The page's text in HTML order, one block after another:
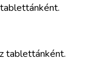
tablettánként.